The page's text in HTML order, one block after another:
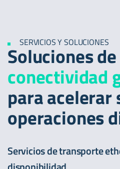
SERVICIOS Y SOLUCIONES
Soluciones de
conectividad
para acelerar
operaciones
Servicios de transporte